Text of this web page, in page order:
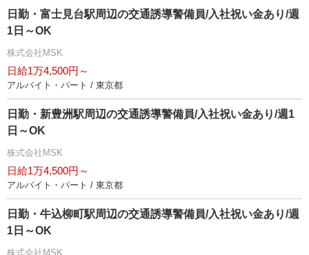
日勤・富士見台駅周辺の交通誘導警備員/入社祝い金あり/週
1日～OK
株式会社MSK
日給1万4,500円～
アルバイト・パート / 東京都
日勤・新豊洲駅周辺の交通誘導警備員/入社祝い金あり/週1
日～OK
株式会社MSK
日給1万4,500円～
アルバイト・パート / 東京都
日勤・牛込柳町駅周辺の交通誘導警備員/入社祝い金あり/週
1日～OK
株式会社MSK